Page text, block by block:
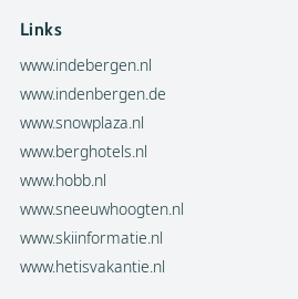
Links
www.indebergen.nl
www.indenbergen.de
www.snowplaza.nl
www.berghotels.nl
www.hobb.nl
www.sneeuwhoogten.nl
www.skiinformatie.nl
www.hetisvakantie.nl